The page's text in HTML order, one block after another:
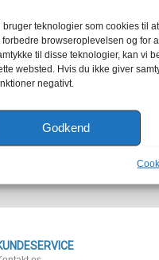
bruger teknologier som cookies til
forbedre browseroplevelsen og for
til disse teknologier, kan vi
websted. Hvis du ikke giver
negativt.
Godkend